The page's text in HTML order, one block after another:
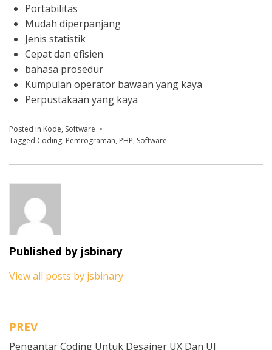
Portabilitas
Mudah diperpanjang
Jenis statistik
Cepat dan efisien
bahasa prosedur
Kumpulan operator bawaan yang kaya
Perpustakaan yang kaya
Posted in Kode, Software
Tagged Coding, Pemrograman, PHP, Software
Published by jsbinary
View all posts by jsbinary
N
PREV
Pengantar Coding Untuk Desainer UX Dan UI